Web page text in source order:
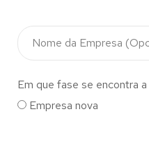
Em que fase se encontra
Empresa nova